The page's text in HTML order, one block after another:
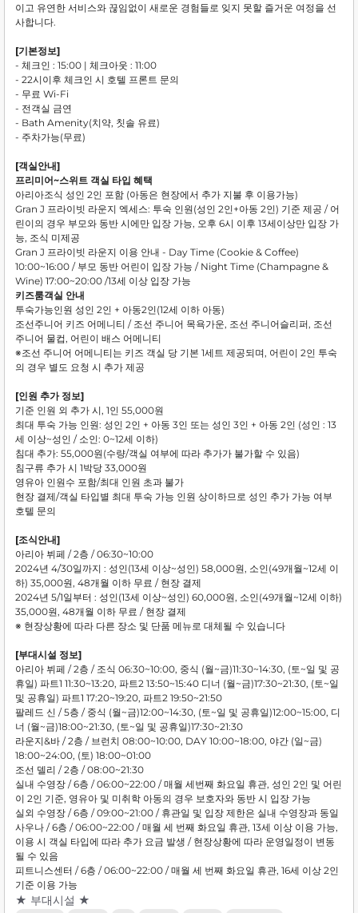
이고 유연한 서비스와 끊임없이 새로운 경험들로 잊지 못할 즐거운 여정을 선
사합니다.
[기본정보]
- 체크인 : 15:00 | 체크아웃 : 11:00
- 22시이후 체크인 시 호텔 프론트 문의
- 무료 Wi-Fi
- 전객실 금연
- Bath Amenity(치약, 칫솔 유료)
- 주차가능(무료)
[객실안내]
프리미어~스위트 객실 타입 혜택
아리아조식 성인 2인 포함 (아동은 현장에서 추가 지불 후 이용가능)
Gran J 프라이빗 라운지 엑세스: 투숙 인원(성인 2인+아동 2인) 기준 제공 / 어
린이의 경우 부모와 동반 시에만 입장 가능, 오후 6시 이후 13세이상만 입장 가
능, 조식 미제공
Gran J 프라이빗 라운지 이용 안내 - Day Time (Cookie & Coffee)
10:00~16:00 / 부모 동반 어린이 입장 가능 / Night Time (Champagne &
Wine) 17:00~20:00 /13세 이상 입장 가능
키즈룸객실 안내
투숙가능인원 성인 2인 + 아동2인(12세 이하 아동)
조선주니어 키즈 어메니티 / 조선 주니어 목욕가운, 조선 주니어슬리퍼, 조선
주니어 물컵, 어린이 배스 어메니티
※조선 주니어 어메니티는 키즈 객실 당 기본 1세트 제공되며, 어린이 2인 투숙
의 경우 별도 요청 시 추가 제공
[인원 추가 정보]
기준 인원 외 추가 시, 1인 55,000원
최대 투숙 가능 인원: 성인 2인 + 아동 3인 또는 성인 3인 + 아동 2인 (성인 : 13
세 이상~성인 / 소인: 0~12세 이하)
침대 추가: 55,000원(수량/객실 여부에 따라 추가가 불가할 수 있음)
침구류 추가 시 1박당 33,000원
영유아 인원수 포함/최대 인원 초과 불가
현장 결제/객실 타입별 최대 투숙 가능 인원 상이하므로 성인 추가 가능 여부
호텔 문의
[조식안내]
아리아 뷔페 / 2층 / 06:30~10:00
2024년 4/30일까지 : 성인(13세 이상~성인) 58,000원, 소인(49개월~12세 이
하) 35,000원, 48개월 이하 무료 / 현장 결제
2024년 5/1일부터 : 성인(13세 이상~성인) 60,000원, 소인(49개월~12세 이하)
35,000원, 48개월 이하 무료 / 현장 결제
※ 현장상황에 따라 다른 장소 및 단품 메뉴로 대체될 수 있습니다
[부대시설 정보]
아리아 뷔페 / 2층 / 조식 06:30~10:00, 중식 (월~금)11:30~14:30, (토~일 및 공
휴일) 파트1 11:30~13:20, 파트2 13:50~15:40 디너 (월~금)17:30~21:30, (토~일
및 공휴일) 파트1 17:20~19:20, 파트2 19:50~21:50
팔레드 신 / 5층 / 중식 (월~금)12:00~14:30, (토~일 및 공휴일)12:00~15:00, 디
너 (월~금)18:00~21:30, (토~일 및 공휴일)17:30~21:30
라운지&바 / 2층 / 브런치 08:00~10:00, DAY 10:00~18:00, 야간 (일~금)
18:00~24:00, (토) 18:00~01:00
조선 델리 / 2층 / 08:00~21:30
실내 수영장 / 6층 / 06:00~22:00 / 매월 세번째 화요일 휴관, 성인 2인 및 어린
이 2인 기준, 영유아 및 미취학 아동의 경우 보호자와 동반 시 입장 가능
실외 수영장 / 6층 / 09:00~21:00 / 휴관일 및 입장 제한은 실내 수영장과 동일
사우나 / 6층 / 06:00~22:00 / 매월 세 번째 화요일 휴관, 13세 이상 이용 가능,
이용 시 객실 타입에 따라 추가 요금 발생 / 현장상황에 따라 운영일정이 변동
될 수 있음
피트니스센터 / 6층 / 06:00~22:00 / 매월 세 번째 화요일 휴관, 16세 이상 2인
기준 이용 가능
★ 부대시설 ★